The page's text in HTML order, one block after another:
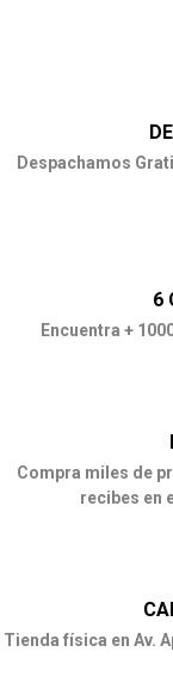
Despachamos
6
Encuentra +
Compra miles de
recibes en
Tienda física en Av.